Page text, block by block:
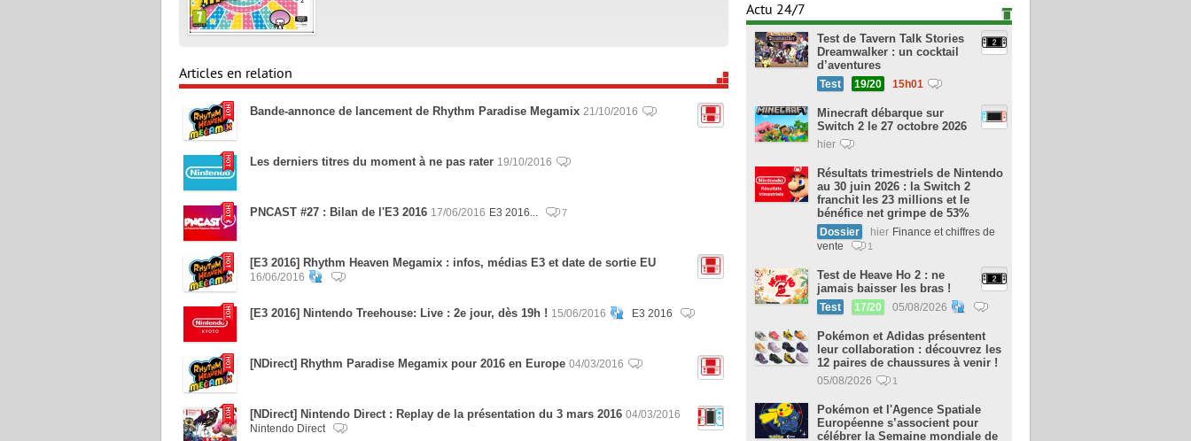
Articles en relation
Bande-annonce de lancement de Rhythm Paradise Megamix 21/10/2016
Les derniers titres du moment à ne pas rater 19/10/2016
PNCAST #27 : Bilan de l'E3 2016 17/06/2016 E3 2016... 7
[E3 2016] Rhythm Heaven Megamix : infos, médias E3 et date de sortie EU
16/06/2016
[E3 2016] Nintendo Treehouse: Live : 2e jour, dès 19h ! 15/06/2016 E3 2016
[NDirect] Rhythm Paradise Megamix pour 2016 en Europe 04/03/2016
[NDirect] Nintendo Direct : Replay de la présentation du 3 mars 2016 04/03/2016
Nintendo Direct
Actu 24/7
Test de Tavern Talk Stories
Dreamwalker : un cocktail
d’aventures
Test 19/20 15h01
Minecraft débarque sur
Switch 2 le 27 octobre 2026
hier
Résultats trimestriels de Nintendo
au 30 juin 2026 : la Switch 2
franchit les 23 millions et le
bénéfice net grimpe de 53%
Dossier hier Finance et chiffres de
vente
1
Test de Heave Ho 2 : ne
jamais baisser les bras !
Test 17/20 05/08/2026
Pokémon et Adidas présentent
leur collaboration : découvrez les
12 paires de chaussures à venir !
05/08/2026 1
Pokémon et l'Agence Spatiale
Européenne s’associent pour
célébrer la Semaine mondiale de